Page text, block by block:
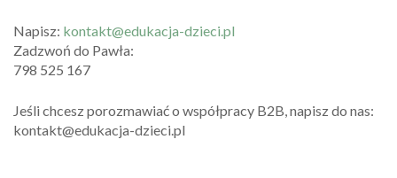
Napisz: kontakt@edukacja-dzieci.pl
Zadzwoń do Pawła:
798 525 167
Jeśli chcesz porozmawiać o współpracy B2B, napisz do nas:
kontakt@edukacja-dzieci.pl